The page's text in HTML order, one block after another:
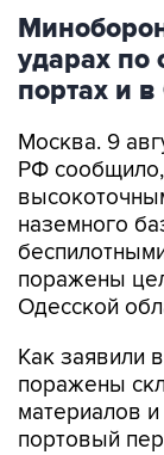
ударах по
портах и
Москва. 9
РФ сообщило,
наземного
поражены
Одесской
Как заявили
поражены
материалов
портовый